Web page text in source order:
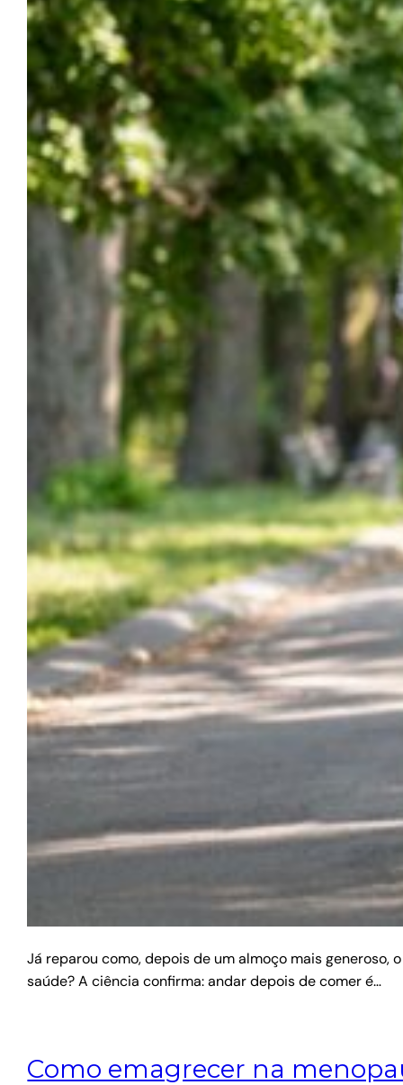
Já reparou como, depois de um almoço mais
saúde? A ciência confirma: andar depois de comer é…
Como emagrecer na